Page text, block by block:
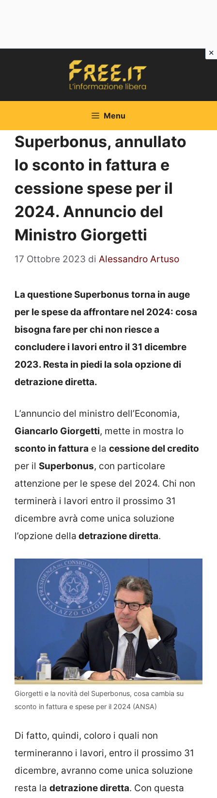
Menu
Superbonus, annullato
lo sconto in fattura e
cessione spese per il
2024. Annuncio del
Ministro Giorgetti
17 Ottobre 2023 di Alessandro Artuso
La questione Superbonus torna in auge
per le spese da affrontare nel 2024: cosa
bisogna fare per chi non riesce a
concludere i lavori entro il 31 dicembre
2023. Resta in piedi la sola opzione di
detrazione diretta.
L’annuncio del ministro dell’Economia,
Giancarlo Giorgetti, mette in mostra lo
sconto in fattura e la cessione del credito
per il Superbonus, con particolare
attenzione per le spese del 2024. Chi non
terminerà i lavori entro il prossimo 31
dicembre avrà come unica soluzione
l’opzione della detrazione diretta.
Giorgetti e la novità del Superbonus, cosa cambia su
sconto in fattura e spese per il 2024 (ANSA)
Di fatto, quindi, coloro i quali non
termineranno i lavori, entro il prossimo 31
dicembre, avranno come unica soluzione
resta la detrazione diretta. Con questa